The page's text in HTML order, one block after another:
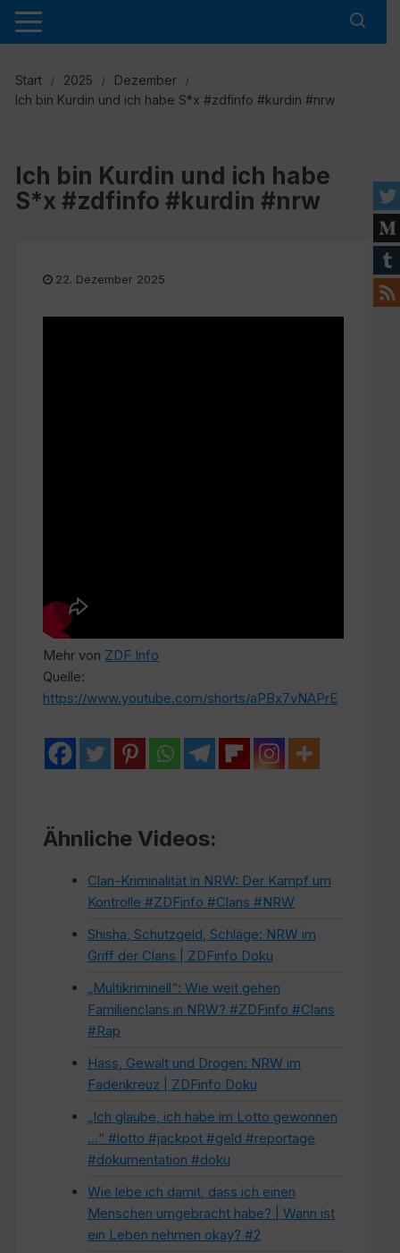
Zum
Inhalt
Start 2025
Dezember
Ich bin Kurdin und ich habe S*x #zdfinfo #kurdin #nrw
Ich bin Kurdin und ich habe
S*x #zdfinfo #kurdin #nrw
22. Dezember 2025
Mehr von ZDF Info
Quelle:
https://www.youtube.com/shorts/aPBx7vNAPrE
Ähnliche Videos:
Clan-Kriminalität in NRW: Der Kampf um
Kontrolle #ZDFinfo #Clans #NRW
Shisha, Schutzgeld, Schläge: NRW im
Griff der Clans | ZDFinfo Doku
„Multikriminell“: Wie weit gehen
Familienclans in NRW? #ZDFinfo #Clans
#Rap
Hass, Gewalt und Drogen: NRW im
Fadenkreuz | ZDFinfo Doku
„Ich glaube, ich habe im Lotto gewonnen
…“ #lotto #jackpot #geld #reportage
#dokumentation #doku
Wie lebe ich damit, dass ich einen
Menschen umgebracht habe? | Wann ist
ein Leben nehmen okay? #2